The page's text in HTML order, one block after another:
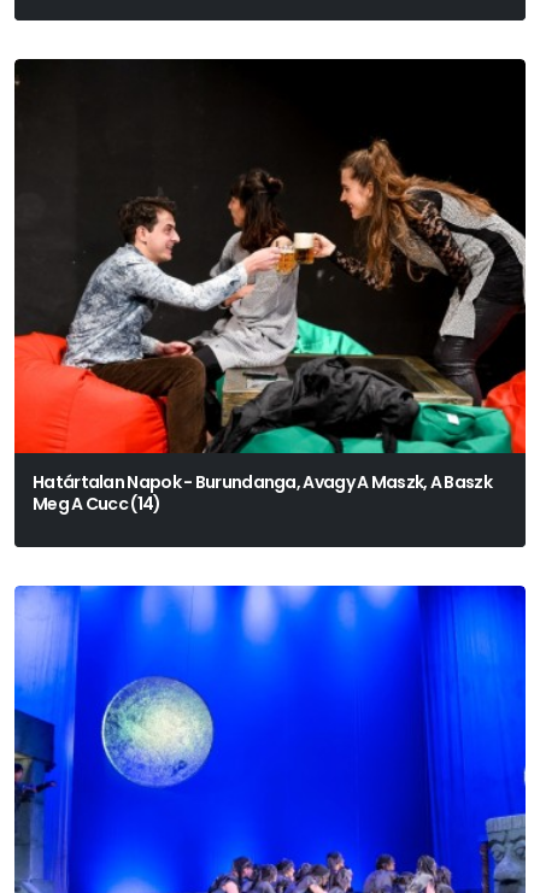
Határtalan Napok - Burundanga, Avagy A Maszk, A Baszk
Meg A Cucc (14)